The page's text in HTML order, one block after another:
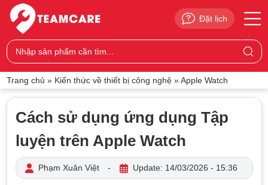
Đặt lịch
Trang chủ » Kiến thức về thiết bị công nghệ»Apple Watch
Cách sử dụng ứng dụng Tập
luyện trên Apple Watch
Phạm Xuân Việt - Update: 14/03/2026 - 15:36